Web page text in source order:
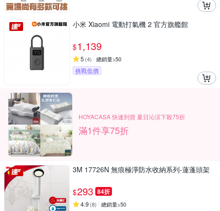
小米 Xiaomi 電動打氣機 2 官方旗艦館
$1,139
5 (4) 總銷量>50
挑戰低價
HOYACASA 快速到貨 夏日沁涼下殺75折
滿1件享75折
3M 17726N 無痕極淨防水收納系列-蓮蓬頭架
$293 84折
4.9 (8) 總銷量>50